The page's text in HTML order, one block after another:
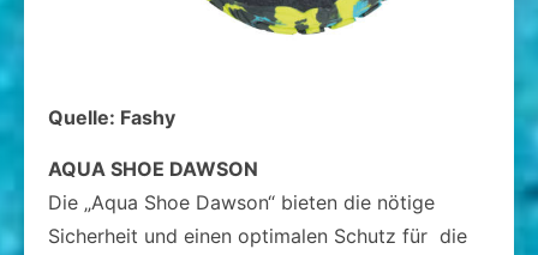
Quelle: Fashy
AQUA SHOE DAWSON
Die „Aqua Shoe Dawson“ bieten die nötige
Sicherheit und einen optimalen Schutz für die